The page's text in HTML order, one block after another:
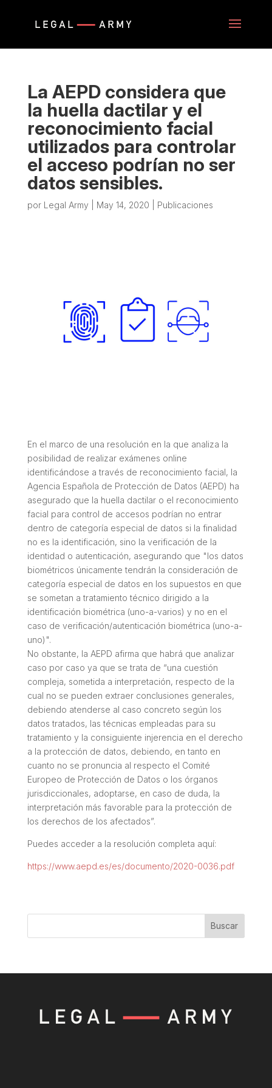
La AEPD considera que
la huella dactilar y el
reconocimiento facial
utilizados para controlar
el acceso podrían no ser
datos sensibles.
por Legal Army May 14, 2020 Publicaciones
En el marco de una resolución en la que analiza la
posibilidad de realizar exámenes online
identificándose a través de reconocimiento facial, la
Agencia Española de Protección de Datos (AEPD) ha
asegurado que la huella dactilar o el reconocimiento
facial para control de accesos podrían no entrar
dentro de categoría especial de datos si la finalidad
no es la identificación, sino la verificación de la
identidad o autenticación, asegurando que "los datos
biométricos únicamente tendrán la consideración de
categoría especial de datos en los supuestos en que
se sometan a tratamiento técnico dirigido a la
identificación biométrica (uno-a-varios) y no en el
caso de verificación/autenticación biométrica (uno-a-
uno)".
No obstante, la AEPD afirma que habrá que analizar
caso por caso ya que se trata de “una cuestión
compleja, sometida a interpretación, respecto de la
cual no se pueden extraer conclusiones generales,
debiendo atenderse al caso concreto según los
datos tratados, las técnicas empleadas para su
tratamiento y la consiguiente injerencia en el derecho
a la protección de datos, debiendo, en tanto en
cuanto no se pronuncia al respecto el Comité
Europeo de Protección de Datos o los órganos
jurisdiccionales, adoptarse, en caso de duda, la
interpretación más favorable para la protección de
los derechos de los afectados”.
Puedes acceder a la resolución completa aquí:
https://www.aepd.es/es/documento/2020-0036.pdf
Buscar